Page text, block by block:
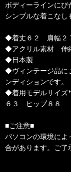
ボディーラインにぴ
シンプルな着こなし
◆着丈６２ 肩幅２
◆アクリル素材 伸
◆日本製
◆ヴィンテージ品に
ンディションです。
◆着用モデルサイ
６３ ヒップ８８
■ご注意■
パソコンの環境によ
合があります。ご了